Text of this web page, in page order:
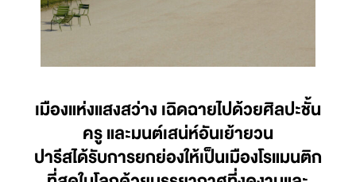
เมืองแห่งแสงสว่าง เฉิดฉายไปด้วยศิลปะชั้น
ครู และมนต์เสน่ห์อันเย้ายวน
ปารีสได้รับการยกย่องให้เป็นเมืองโรแมนติก